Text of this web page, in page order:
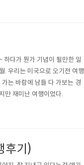
다가 뭔가 기념이 될만한 일
. 우리는 미국으로 오기전 여행
는 바람에 남들 다 가보는 경
만 재미난 여행이었다.
후기)